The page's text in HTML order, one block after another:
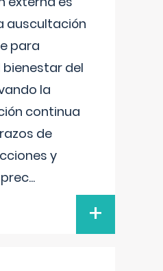
auscultación
para
del
la
continua
de
y
...
+